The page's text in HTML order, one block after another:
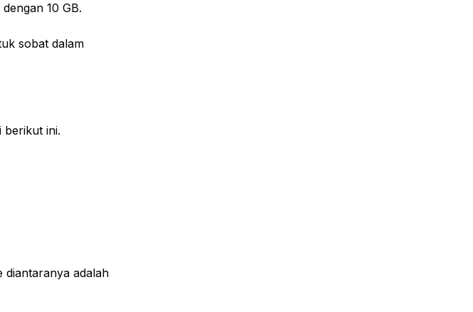
10 GB.
sobat dalam
berikut ini.
diantaranya adalah